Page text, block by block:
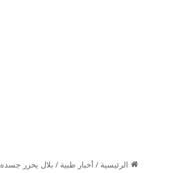
الرئيسية/أخبار طبية/بلال يحرر جسده من